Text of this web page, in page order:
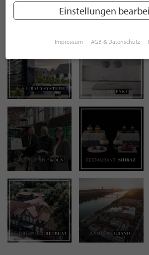
STILPUNKTE
INSTAGRAM
Einstellungen
Impressum AGB & Datenschutz